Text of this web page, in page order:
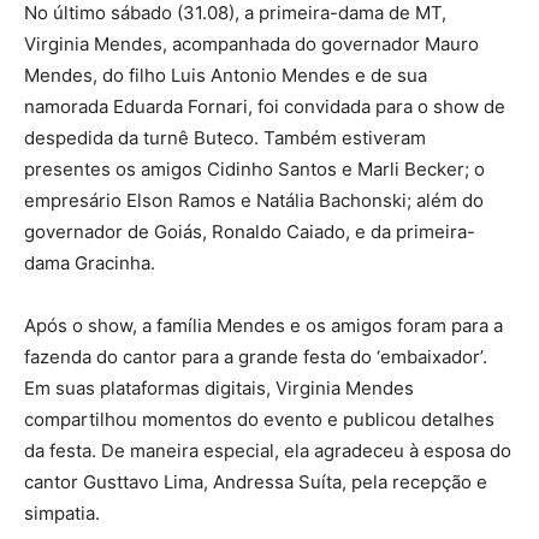
No último sábado (31.08), a primeira-dama de MT,
Virginia Mendes, acompanhada do governador Mauro
Mendes, do filho Luis Antonio Mendes e de sua
namorada Eduarda Fornari, foi convidada para o show de
despedida da turnê Buteco. Também estiveram
presentes os amigos Cidinho Santos e Marli Becker; o
empresário Elson Ramos e Natália Bachonski; além do
governador de Goiás, Ronaldo Caiado, e da primeira-
dama Gracinha.
Após o show, a família Mendes e os amigos foram para a
fazenda do cantor para a grande festa do ‘embaixador’.
Em suas plataformas digitais, Virginia Mendes
compartilhou momentos do evento e publicou detalhes
da festa. De maneira especial, ela agradeceu à esposa do
cantor Gusttavo Lima, Andressa Suíta, pela recepção e
simpatia.